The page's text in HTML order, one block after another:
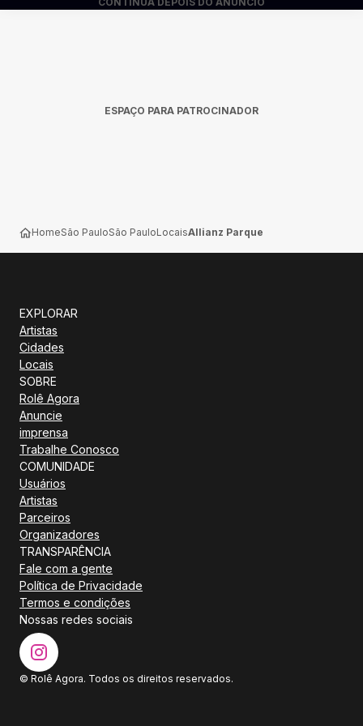
ESPAÇO PARA PATROCINADOR
HomeSão PauloSão PauloLocaisAllianz Parque
EXPLORAR
Artistas
Cidades
Locais
SOBRE
Rolê Agora
Anuncie
imprensa
Trabalhe Conosco
COMUNIDADE
Usuários
Artistas
Parceiros
Organizadores
TRANSPARÊNCIA
Fale com a gente
Política de Privacidade
Termos e condições
Nossas redes sociais
© Rolê Agora. Todos os direitos reservados.